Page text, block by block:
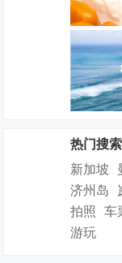
热门搜索
新加坡
济州岛
拍照 车
游玩